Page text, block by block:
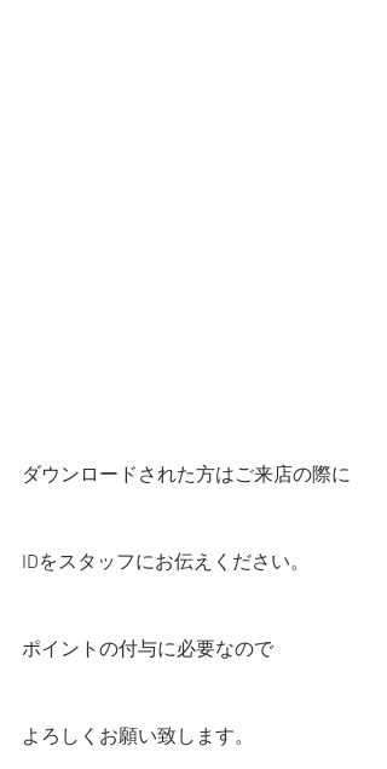
ダウンロードされた方はご来店の際に
IDをスタッフにお伝えください。
ポイントの付与に必要なので
よろしくお願い致します。